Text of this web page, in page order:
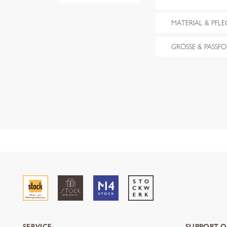
MATERIAL &
GRÖSSE &